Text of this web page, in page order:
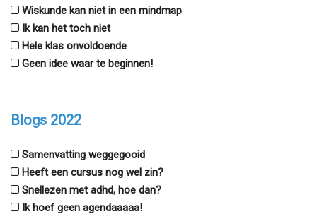
Wiskunde kan niet in een mindmap
Ik kan het toch niet
Hele klas onvoldoende
Geen idee waar te beginnen!
Blogs 2022
Samenvatting weggegooid
Heeft een cursus nog wel zin?
Snellezen met adhd, hoe dan?
Ik hoef geen agendaaaaa!